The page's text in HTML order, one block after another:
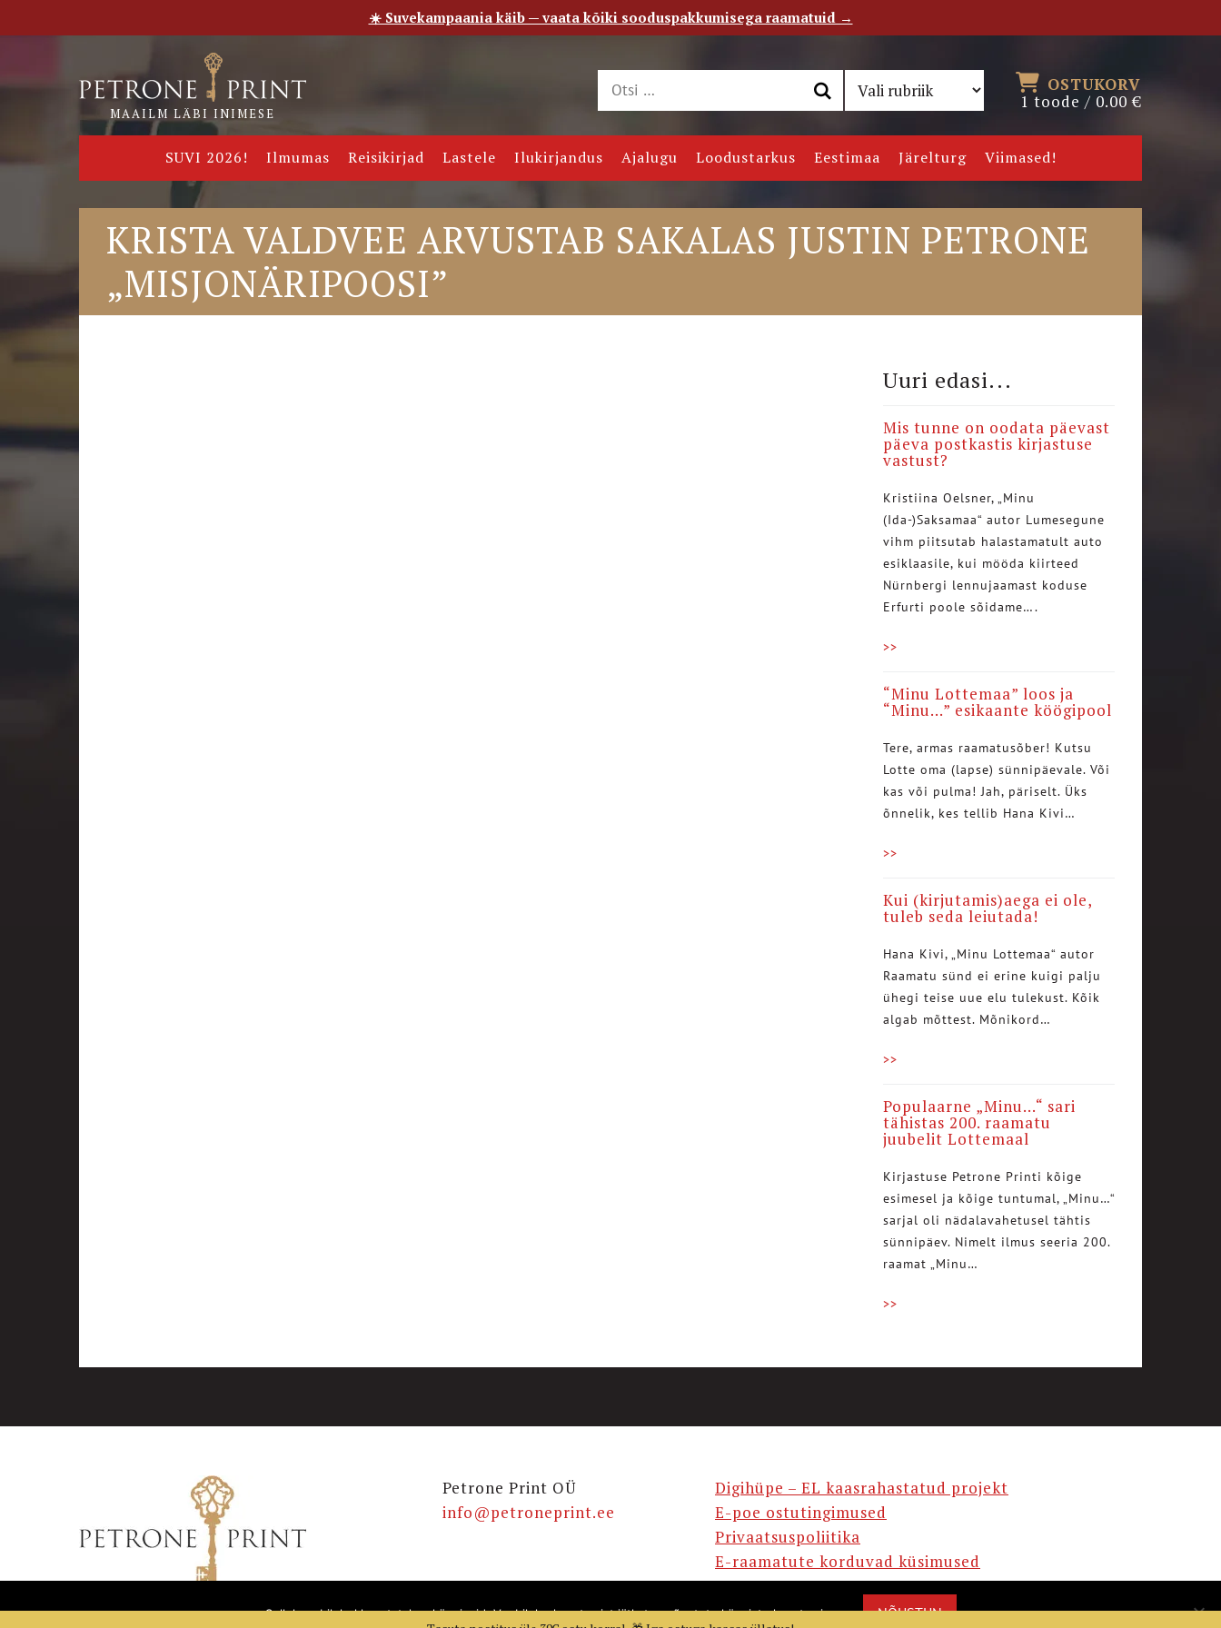
Meie saade Kontakt
MAAILM LÄBI INIMESE
OSTUKORV
1 toode / 0.00€
SUVI 2026! Ilmumas Reisikirjad Lastele Ilukirjandus Ajalugu Loodustarkus Eestimaa Järelturg Viimased!
KRISTA VALDVEE ARVUSTAB SAKALAS JUSTIN PETRONE
„MISJONÄRIPOOSI”
Uuri edasi...
Mis tunne on oodata päevast
päeva postkastis kirjastuse
vastust?
Kristiina Oelsner, „Minu
(Ida-)Saksamaa“ autor Lumesegune
vihm piitsutab halastamatult auto
esiklaasile, kui mööda kiirteed
Nürnbergi lennujaamast koduse
Erfurti poole sõidame….
>>
“Minu Lottemaa” loos ja
“Minu…” esikaante köögipool
Tere, armas raamatusõber! Kutsu
Lotte oma (lapse) sünnipäevale. Või
kas või pulma! Jah, päriselt. Üks
õnnelik, kes tellib Hana Kivi…
>>
Kui (kirjutamis)aega ei ole,
tuleb seda leiutada!
Hana Kivi, „Minu Lottemaa“ autor
Raamatu sünd ei erine kuigi palju
ühegi teise uue elu tulekust. Kõik
algab mõttest. Mõnikord…
>>
Populaarne „Minu…“ sari
tähistas 200. raamatu
juubelit Lottemaal
Kirjastuse Petrone Printi kõige
esimesel ja kõige tuntumal, „Minu…“
sarjal oli nädalavahetusel tähtis
sünnipäev. Nimelt ilmus seeria 200.
raamat „Minu…
>>
Petrone Print OÜ
info@petroneprint.ee
Digihüpe – EL kaasrahastatud projekt
E-poe ostutingimused
Privaatsuspoliitika
E-raamatute korduvad küsimused
☀️ Suvekampaania käib — vaata kõiki sooduspakkumisega raamatuid →
Sellel veebilehel kasutatakse küpsiseid. Veebilehe kasutamist jätkates nõustute küpsiste kasutamisega. NÕUSTUN